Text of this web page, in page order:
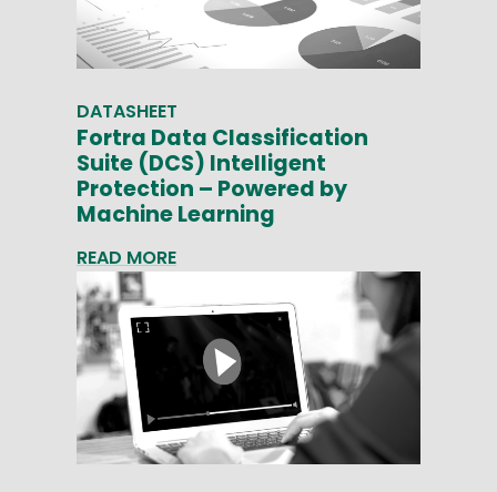
DATASHEET
Fortra Data Classification
Suite (DCS) Intelligent
Protection – Powered by
Machine Learning
READ MORE